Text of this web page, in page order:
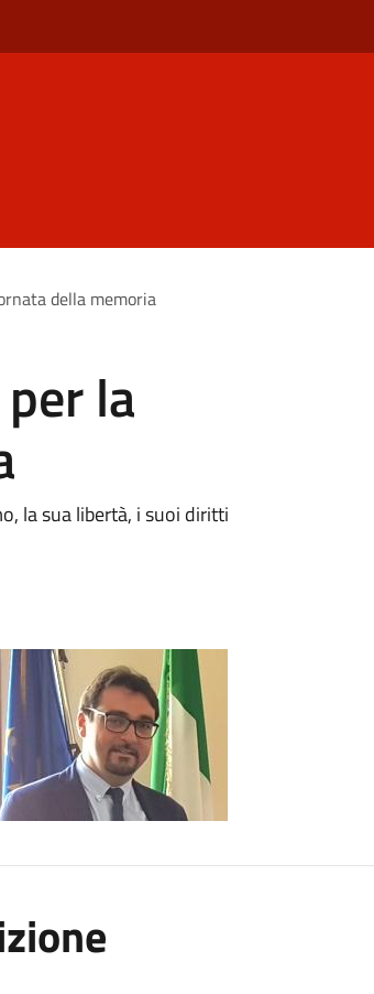
della memoria
la
la sua libertà, i suoi diritti